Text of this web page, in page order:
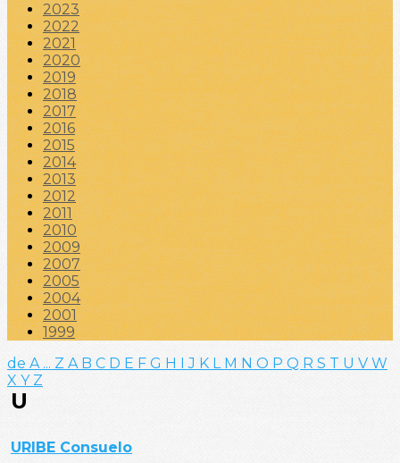
2023
2022
2021
2020
2019
2018
2017
2016
2015
2014
2013
2012
2011
2010
2009
2007
2005
2004
2001
1999
de A ... Z A B C D E F G H IJ K L M N O P Q R S T U V W
X Y Z
U
URIBE Consuelo